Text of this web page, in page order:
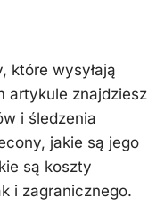
które wysyłają
artykule znajdziesz
i śledzenia
jakie są jego
są koszty
i zagranicznego.